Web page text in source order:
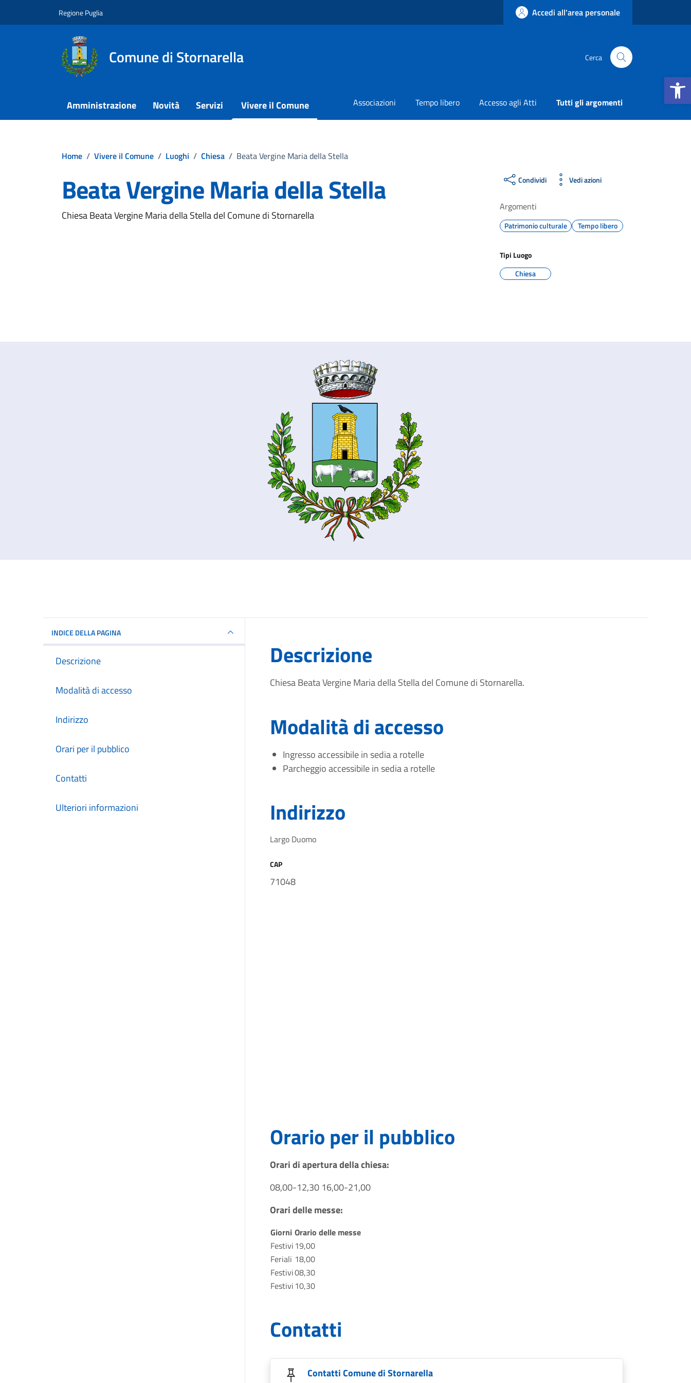
Regione Puglia Accedi all'area personale
Comune di Stornarella Cerca
Amministrazione Novità Servizi Vivere il Comune Associazioni Tempo libero Accesso agli Atti Tutti gli argomenti
Home / Vivere il Comune / Luoghi / Chiesa / Beata Vergine Maria della Stella
Beata Vergine Maria della Stella
Chiesa Beata Vergine Maria della Stella del Comune di Stornarella
Condividi Vedi azioni
Argomenti
Patrimonio culturale Tempo libero
Tipi Luogo
Chiesa
INDICE DELLA PAGINA
Descrizione
Modalità di accesso
Indirizzo
Orari per il pubblico
Contatti
Ulteriori informazioni
Descrizione
Chiesa Beata Vergine Maria della Stella del Comune di Stornarella.
Modalità di accesso
Ingresso accessibile in sedia a rotelle
Parcheggio accessibile in sedia a rotelle
Indirizzo
Largo Duomo
CAP
71048
Orario per il pubblico
Orari di apertura della chiesa:
08,00-12,30 16,00-21,00
Orari delle messe:
Giorni Orario delle messe
Festivi 19,00
Feriali 18,00
Festivi08,30
Festivi 10,30
Contatti
Contatti Comune di Stornarella
Apri la